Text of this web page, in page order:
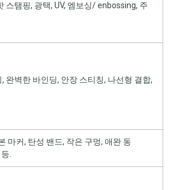
스탬핑, 광택, UV, 엠보싱/ enbossing, 주
완벽한 바인딩, 안장 스티칭, 나선형 결합,
마커, 탄성 밴드, 작은 구멍, 애완 동
.